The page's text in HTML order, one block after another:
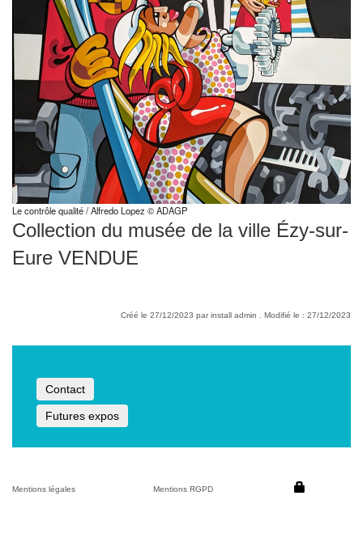
Le contrôle qualité / Alfredo Lopez © ADAGP
Collection du musée de la ville Ézy-sur-
Eure VENDUE
Créé le 27/12/2023 par install admin . Modifié le : 27/12/2023
Contact
Futures expos
Mentions légales Mentions RGPD